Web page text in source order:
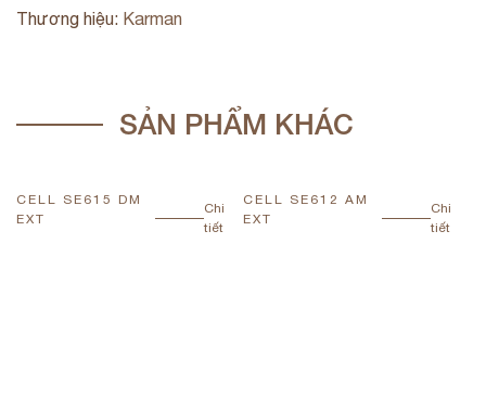
Thương hiệu: Karman
SẢN PHẨM KHÁC
CELL SE615 DM
EXT
Chi
tiết
CELL SE612 AM
EXT
Chi
tiết